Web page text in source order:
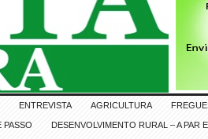
ENTREVISTA AGRICULTURA
PASSO DESENVOLVIMENTO RURAL – A PAR